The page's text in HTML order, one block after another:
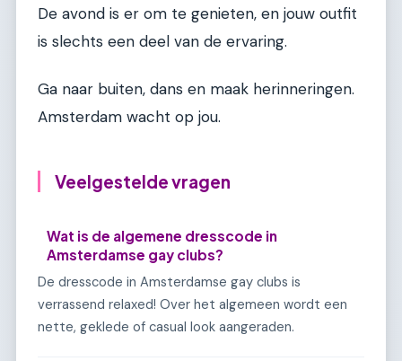
De avond is er om te genieten, en jouw outfit
is slechts een deel van de ervaring.
Ga naar buiten, dans en maak herinneringen.
Amsterdam wacht op jou.
Veelgestelde vragen
Wat is de algemene dresscode in
Amsterdamse gay clubs?
De dresscode in Amsterdamse gay clubs is
verrassend relaxed! Over het algemeen wordt een
nette, geklede of casual look aangeraden.